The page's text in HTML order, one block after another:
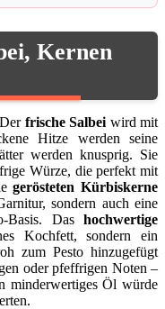
Kernen
frische Salbei wird mit
Hitze werden seine
werden knusprig. Sie
Würze, die perfekt mit
gerösteten Kürbiskerne
sondern auch eine
Basis. Das hochwertige
Kochfett, sondern ein
zum Pesto hinzugefügt
oder pfeffrigen Noten –
minderwertiges Öl würde